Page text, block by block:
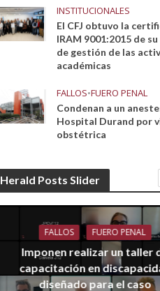
INSTITUCIONALES
El CFJ obtuvo la
IRAM 9001:2015 de
de gestión de las
académicas
FALLOS•FUERO PENAL
Condenan a un
Hospital Durand por
obstétrica
Herald Posts Slider
FALLOS FUERO PENAL
Imponen realizar un taller
capacitación en
diseñado para el caso